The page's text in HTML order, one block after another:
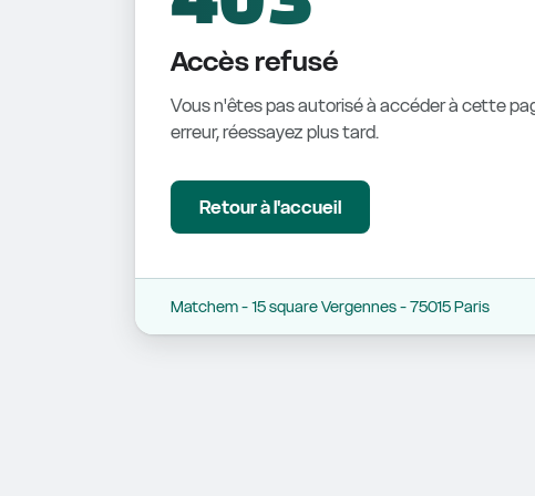
Accès refusé
Vous n'êtes pas autorisé à accéder à cette
erreur, réessayez plus tard.
Retour à l'accueil
Matchem - 15 square Vergennes - 75015 Paris